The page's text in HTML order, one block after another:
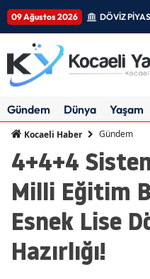
09 Ağustos 2026 DÖVİZ
Gündem Dünya Yaşam
Kocaeli Haber Gündem
4+4+4
Milli Eğitim
Esnek Lise
Hazırlığı!